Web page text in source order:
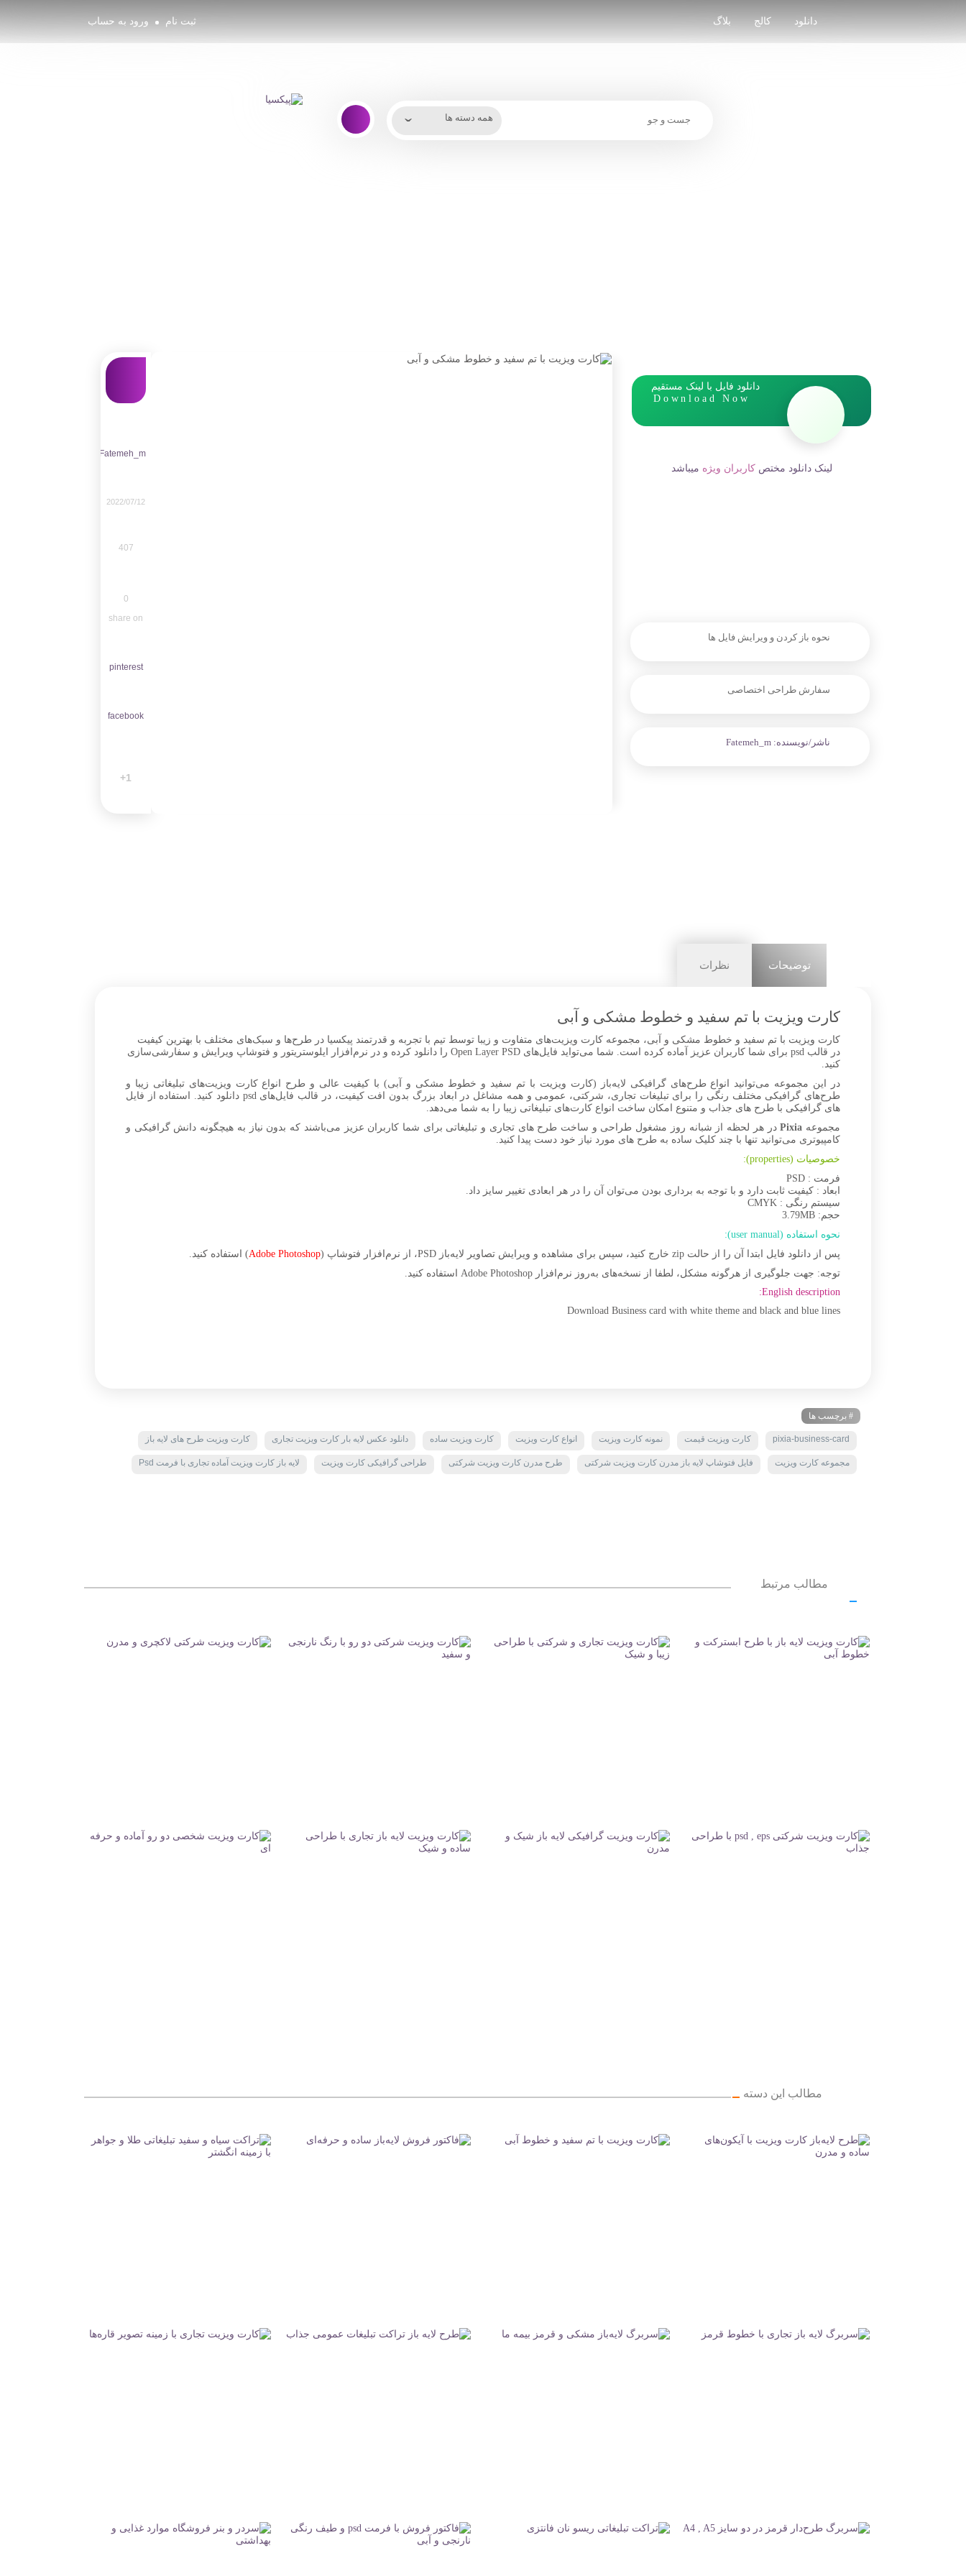
دانلود کالج بلاگ ثبت نام ورود به حساب
دانلود فایل با لینک مستقیم
Download Now
لینک دانلود مختصکاربران ویژه میباشد
نحوه باز کردن و ویرایش فایل ها
سفارش طراحی اختصاصی
ناشر/نویسنده: Fatemeh_m
Fatemeh_m
2022/07/12
407
0
share on
pinterest
facebook
1+
توضیحات نظرات
کارت ویزیت با تم سفید و خطوط مشکی و آبی
کارت ویزیت با تم سفید و خطوط مشکی و آبی، مجموعه کارت ویزیت‌های متفاوت و زیبا توسط تیم با تجربه و قدرتمند پیکسیا در طرح‌ها و سبک‌های مختلف با بهترین کیفیت
در قالب psd برای شما کاربران عزیز آماده کرده است. شما می‌تواید فایل‌های Open Layer PSD را دانلود کرده و در نرم‌افزار ایلوستریتور و فتوشاپ ویرایش و سفارشی‌سازی
کنید.
در این مجموعه می‌توانید انواع طرح‌های گرافیکی لایه‌باز (کارت ویزیت با تم سفید و خطوط مشکی و آبی) با کیفیت عالی و طرح انواع کارت ویزیت‌های تبلیغاتی زیبا و
طرح‌های گرافیکی مختلف رنگی را برای تبلیغات تجاری، شرکتی، عمومی و همه مشاغل در ابعاد بزرگ بدون افت کیفیت، در قالب فایل‌های psd دانلود کنید. استفاده از فایل
های گرافیکی با طرح های جذاب و متنوع امکان ساخت انواع کارت‌های تبلیغاتی زیبا را به شما می‌دهد.
مجموعه Pixia در هر لحظه از شبانه روز مشغول طراحی و ساخت طرح های تجاری و تبلیغاتی برای شما کاربران عزیز می‌باشند که بدون نیاز به هیچگونه دانش گرافیکی و
کامپیوتری می‌توانید تنها با چند کلیک ساده به طرح های مورد نیاز خود دست پیدا کنید.
خصوصیات (properties):
فرمت : PSD
ابعاد : کیفیت ثابت دارد و با توجه به برداری بودن می‌توان آن را در هر ابعادی تغییر سایز داد.
سیستم رنگی : CMYK
حجم: 3.79MB
نحوه استفاده (user manual):
پس از دانلود فایل ابتدا آن را از حالت zip خارج کنید، سپس برای مشاهده و ویرایش تصاویر لایه‌باز PSD، از نرم‌افزار فتوشاپ (
Adobe Photoshop) استفاده کنید.
توجه: جهت جلوگیری از هرگونه مشکل، لطفا از نسخه‌های به‌روز نرم‌افزار Adobe Photoshop استفاده کنید.
English description:
Download Business card with white theme and black and blue lines
# برچسب ها
pixia-business-card کارت ویزیت قیمت نمونه کارت ویزیت انواع کارت ویزیت کارت ویزیت ساده دانلود عکس لایه بار کارت ویزیت تجاری کارت ویزیت طرح های لایه باز
مجموعه کارت ویزیت فایل فتوشاپ لایه باز مدرن کارت ویزیت شرکتی طرح مدرن کارت ویزیت شرکتی طراحی گرافیکی کارت ویزیت لایه باز کارت ویزیت آماده تجاری با فرمت Psd
مطالب مرتبط
مطالب این دسته